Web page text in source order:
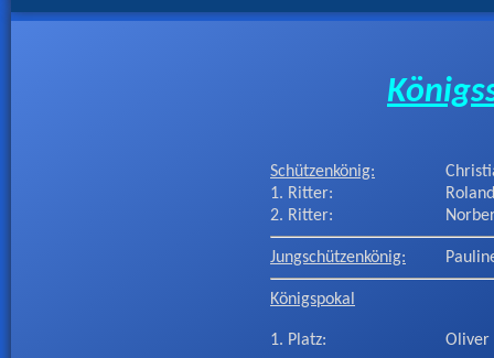
Schützenkönig:
1. Ritter:
2. Ritter:
Jungschützenkönig:
Königspokal
1. Platz: Oliver